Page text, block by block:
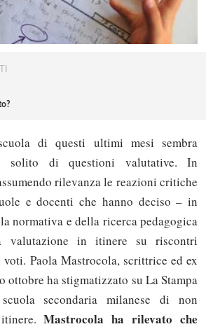
di questi ultimi mesi sembra
solito di questioni valutative. In
rilevanza le reazioni critiche
e docenti che hanno deciso – in
normativa e della ricerca pedagogica
in itinere su riscontri
Paola Mastrocola, scrittrice ed ex
ottobre ha stigmatizzato su La Stampa
secondaria milanese di non
itinere.Mastrocola ha rilevato che